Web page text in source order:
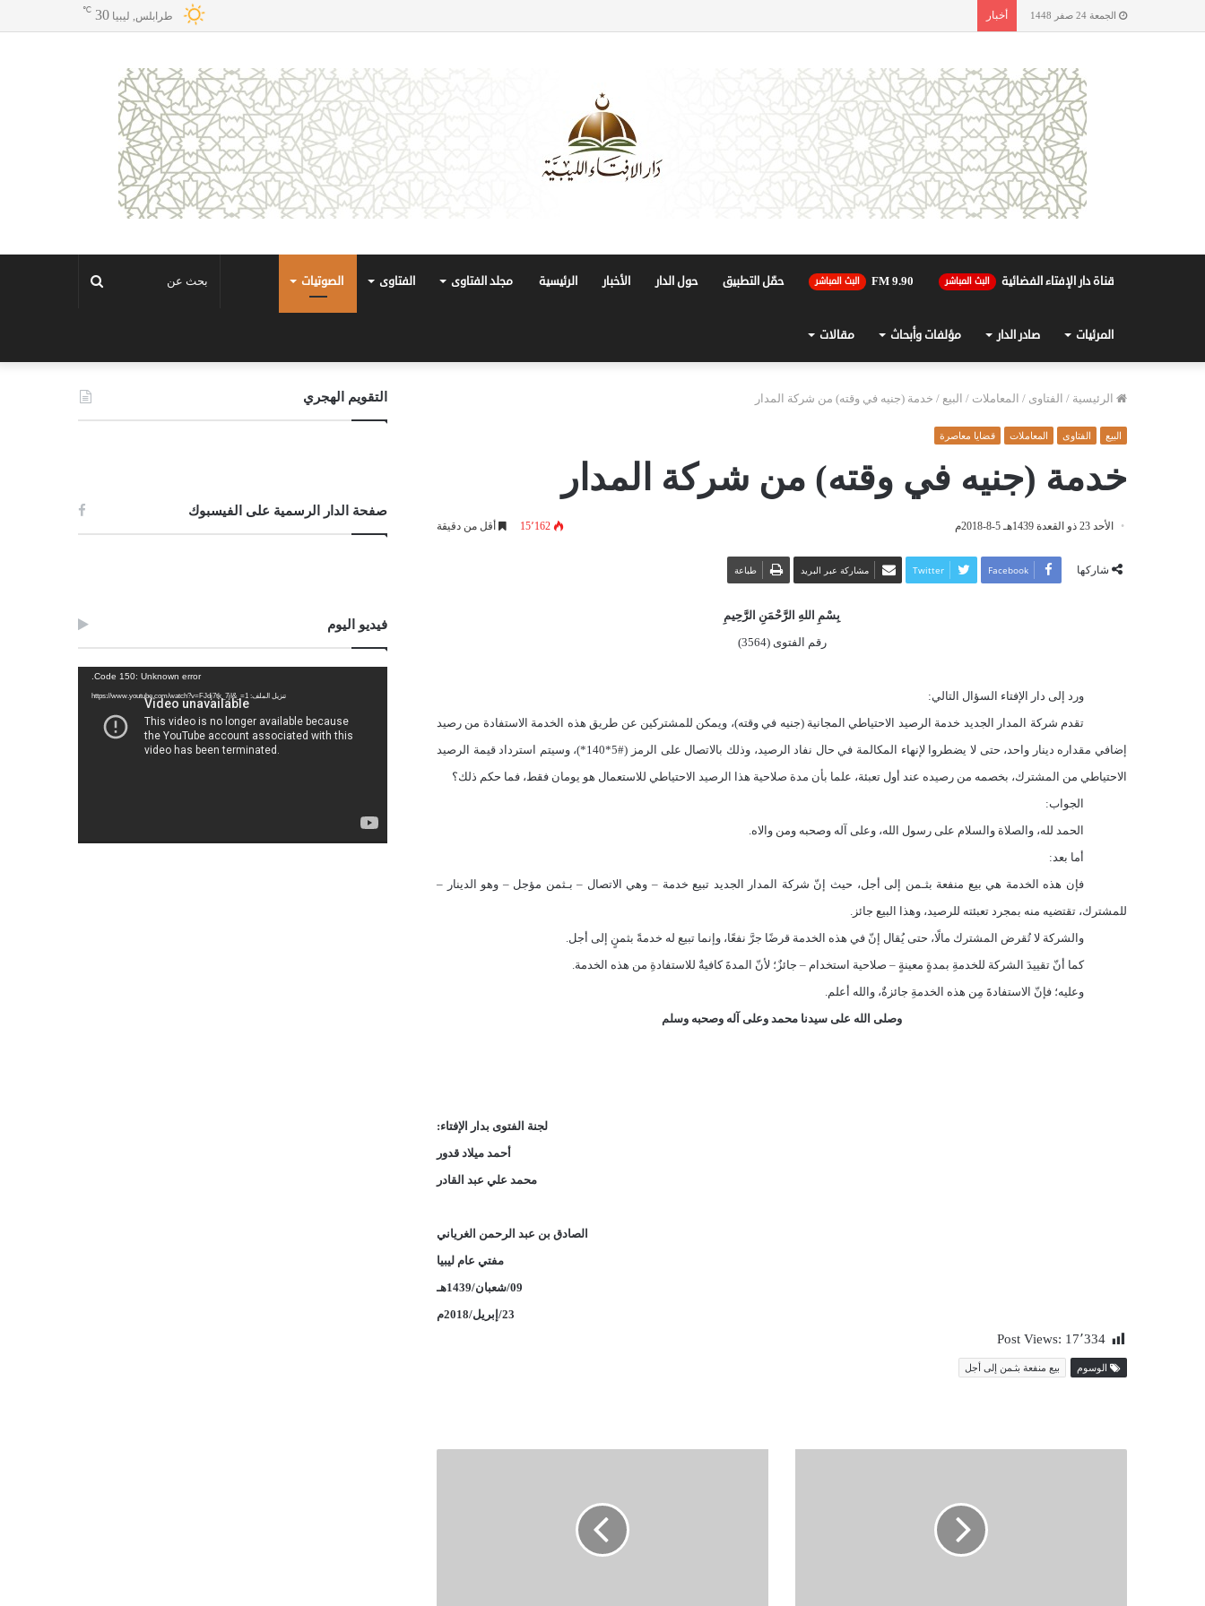
الجمعة 24 صفر 1448 أخبار طرابلس, ليبيا 30
℃
قناة دار الإفتاء الفضائية البث المباشر 90.FM 9 البث المباشر حمّل التطبيق حول الدار الأخبار الرئيسية مجلد الفتاوى الفتاوى الصوتيات
المرئيات صادر الدار مؤلفات وأبحاث مقالات
الرئيسية / الفتاوى / المعاملات / البيع / خدمة (جنيه في وقته) من شركة المدار
البيع الفتاوى المعاملات قضايا معاصرة
خدمة (جنيه في وقته) من شركة المدار
الأحد 23 ذو القعدة 1439هـ 5-8-2018م 15٬162 أقل من دقيقة
شاركها Facebook
Twitter مشاركة عبر البريد طباعة
بِسْمِ اللهِ الرَّحْمَنِ الرَّحِيمِ
رقم الفتوى (3564)
ورد إلى دار الإفتاء السؤال التالي:
تقدم شركة المدار الجديد خدمة الرصيد الاحتياطي المجانية (جنيه في وقته)، ويمكن للمشتركين عن طريق هذه الخدمة الاستفادة من رصيد
إضافي مقداره دينار واحد، حتى لا يضطروا لإنهاء المكالمة في حال نفاد الرصيد، وذلك بالاتصال على الرمز (#5*140*)، وسيتم استرداد قيمة الرصيد
الاحتياطي من المشترك، بخصمه من رصيده عند أول تعبئة، علما بأن مدة صلاحية هذا الرصيد الاحتياطي للاستعمال هو يومان فقط، فما حكم ذلك؟
الجواب:
الحمد لله، والصلاة والسلام على رسول الله، وعلى آله وصحبه ومن والاه.
أما بعد:
فإن هذه الخدمة هي بيع منفعة بثـمن إلى أجل، حيث إنّ شركة المدار الجديد تبيع خدمة – وهي الاتصال – بـثمن مؤجل – وهو الدينار –
للمشترك، تقتضيه منه بمجرد تعبئته للرصيد، وهذا البيع جائز.
والشركة لا تُقرض المشترك مالًا، حتى يُقال إنّ في هذه الخدمة قرضًا جرَّ نفعًا، وإنما تبيع له خدمةً بثمنٍ إلى أجل.
كما أنّ تقييدَ الشركة للخدمةِ بمدةٍ معينةٍ – صلاحية استخدام – جائزٌ؛ لأنّ المدةَ كافيةٌ للاستفادةِ من هذه الخدمة.
وعليه؛ فإنّ الاستفادةَ مِن هذه الخدمةِ جائزةٌ، والله أعلم.
وصلى الله على سيدنا محمد وعلى آله وصحبه وسلم
لجنة الفتوى بدار الإفتاء:
أحمد ميلاد قدور
محمد علي عبد القادر
الصادق بن عبد الرحمن الغرياني
مفتي عام ليبيا
09/شعبان/1439هـ
23/إبريل/2018م
Post Views: 17٬334
الوسوم بيع منفعة بثـمن إلى أجل
التقويم الهجري
صفحة الدار الرسمية على الفيسبوك
فيديو اليوم
Code 150: Unknown error.
تنزيل الملف: https://www.youtube.com/watch?v=FJdj7tk_7jI&_=1